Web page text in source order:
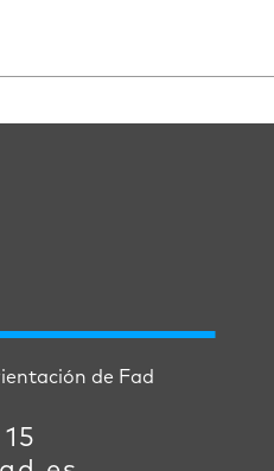
de Fad